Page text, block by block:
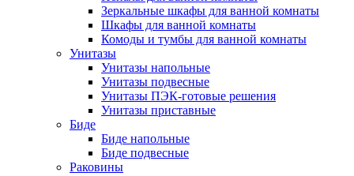
Зеркальные шкафы для ванной комнаты
Шкафы для ванной комнаты
Комоды и тумбы для ванной комнаты
Унитазы
Унитазы напольные
Унитазы подвесные
Унитазы ПЭК-готовые решения
Унитазы приставные
Биде
Биде напольные
Биде подвесные
Раковины